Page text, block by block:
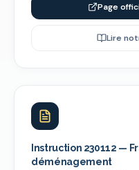
Page
Lire
Instruction 230112 —
déménagement